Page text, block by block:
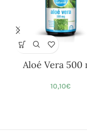
Aloé Vera 500
10,10€